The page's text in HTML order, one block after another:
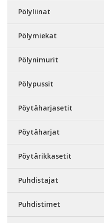
Pölyliinat
Pölymiekat
Pölynimurit
Pölypussit
Pöytäharjasetit
Pöytäharjat
Pöytärikkasetit
Puhdistajat
Puhdistimet